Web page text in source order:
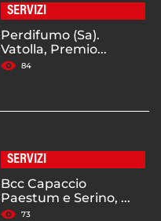
SERVIZI
Perdifumo (Sa).
Vatolla, Premio...
84
SERVIZI
Bcc Capaccio
Paestum e Serino, ...
73